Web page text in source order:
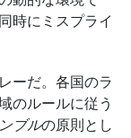
時にミスプライ
ーだ。各国のラ
のルールに従う
ブルの原則とし